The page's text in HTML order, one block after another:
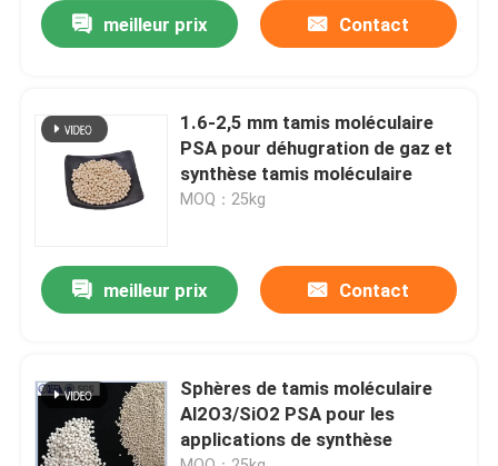
À propos de nous
Contrôle de la qualité
Demandez un devis
Filtre moléculaire PSA
Zéolite à tamis moléculaire
meilleur prix Contact
1.6-2,5 mm tamis moléculaire
PSA pour déhugration de gaz et
synthèse tamis moléculaire
MOQ：25kg
meilleur prix Contact
Sphères de tamis moléculaire
Al2O3/SiO2 PSA pour les
applications de synthèse